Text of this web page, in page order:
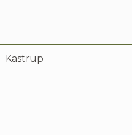
Kastrup